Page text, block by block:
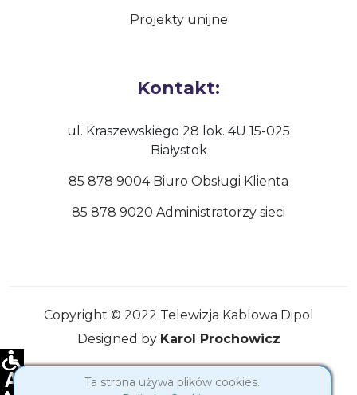
Ta strona używa plików cookies.
Projekty unijne
Kontakt:
ul. Kraszewskiego 28 lok. 4U 15-025
Białystok
85 878 9004 Biuro Obsługi Klienta
85 878 9020 Administratorzy sieci
Copyright © 2022 Telewizja Kablowa Dipol
Designed by Karol Prochowicz